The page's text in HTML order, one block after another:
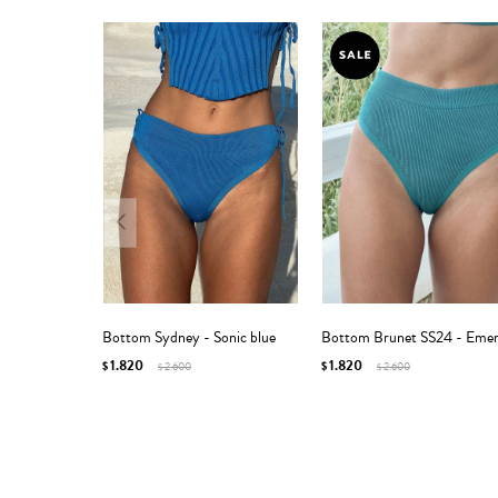
Bottom Sydney - Sonic blue
$1.820 $2.600
Bottom Brunet SS24 -
$1.820 $2.600